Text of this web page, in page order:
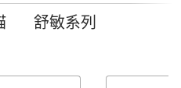
舒敏系列